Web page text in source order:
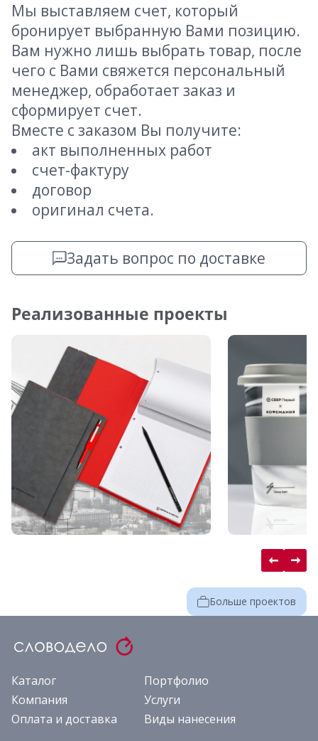
Мы выставляем счет, который
бронирует выбранную Вами позицию.
Вам нужно лишь выбрать товар, после
чего с Вами свяжется персональный
менеджер, обработает заказ и
сформирует счет.
Вместе с заказом Вы получите:
акт выполненных работ
счет-фактуру
договор
оригинал счета.
Задать вопрос по доставке
Реализованные проекты
Больше проектов
Каталог
Портфолио
Компания
Услуги
Оплата и доставка
Виды нанесения